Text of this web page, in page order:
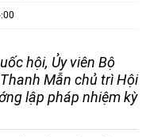
hội, Ủy viên Bộ
Mẫn chủ trì Hội
lập pháp nhiệm kỳ